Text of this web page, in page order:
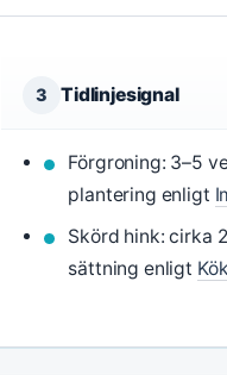
3 Tidlinjesignal
Förgroning: 3–5
plantering enligt
Skörd hink: cirka
sättning enligt